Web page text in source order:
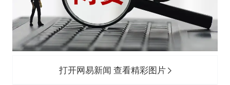
打开网易新闻 查看精彩图片